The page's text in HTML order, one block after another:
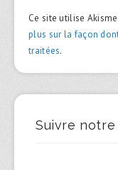
Ce site utilise
plus sur la façon
traitées.
Suivre